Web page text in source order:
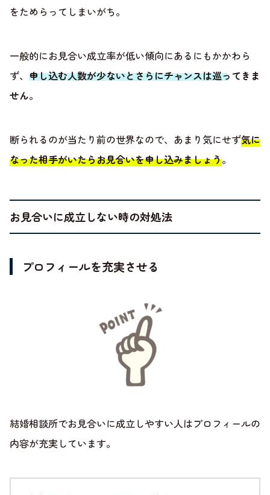
をためらってしまいがち。
一般的にお見合い成立率が低い傾向にあるにもかかわら
ず、 申し込む人数が少ないとさらにチャンスは巡ってきま
せん。
断られるのが当たり前の世界なので、あまり気にせず気に
なった相手がいたらお見合いを申し込みましょう。
お見合いに成立しない時の対処法
プロフィールを充実させる
結婚相談所でお見合いに成立しやすい人はプロフィールの
内容が充実しています。